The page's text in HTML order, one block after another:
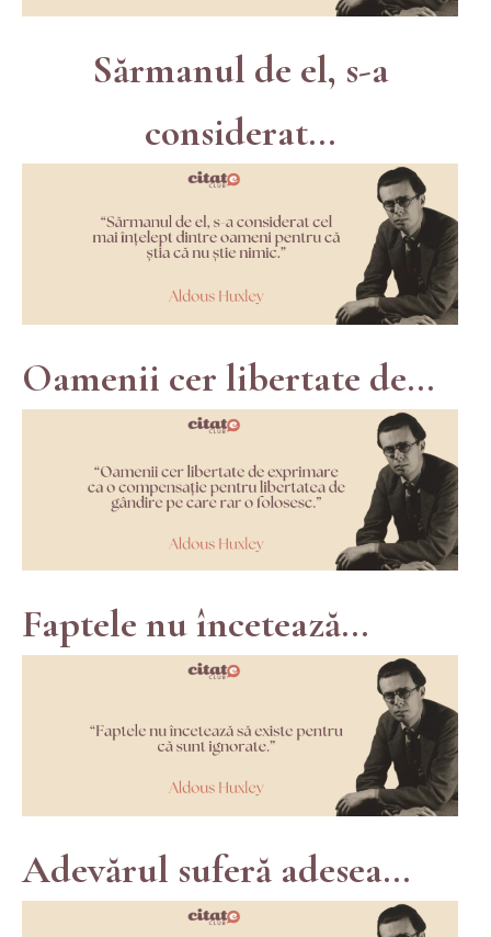
Sărmanul de el, s-a
considerat...
Oamenii cer libertate de...
Faptele nu încetează...
Adevărul suferă adesea...